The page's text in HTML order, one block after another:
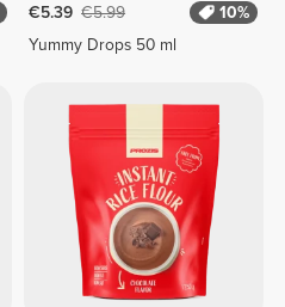
€5.39 €5.99
10%
Yummy Drops 50 ml